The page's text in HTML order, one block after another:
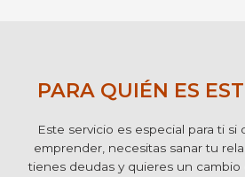
PARA QUIÉN ES
Este servicio es especial para ti si
emprender, necesitas sanar tu
tienes deudas y quieres un cambio